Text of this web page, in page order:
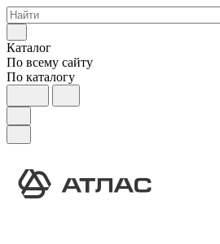
Каталог
По всему сайту
По каталогу